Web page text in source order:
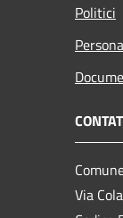
Politici
Via